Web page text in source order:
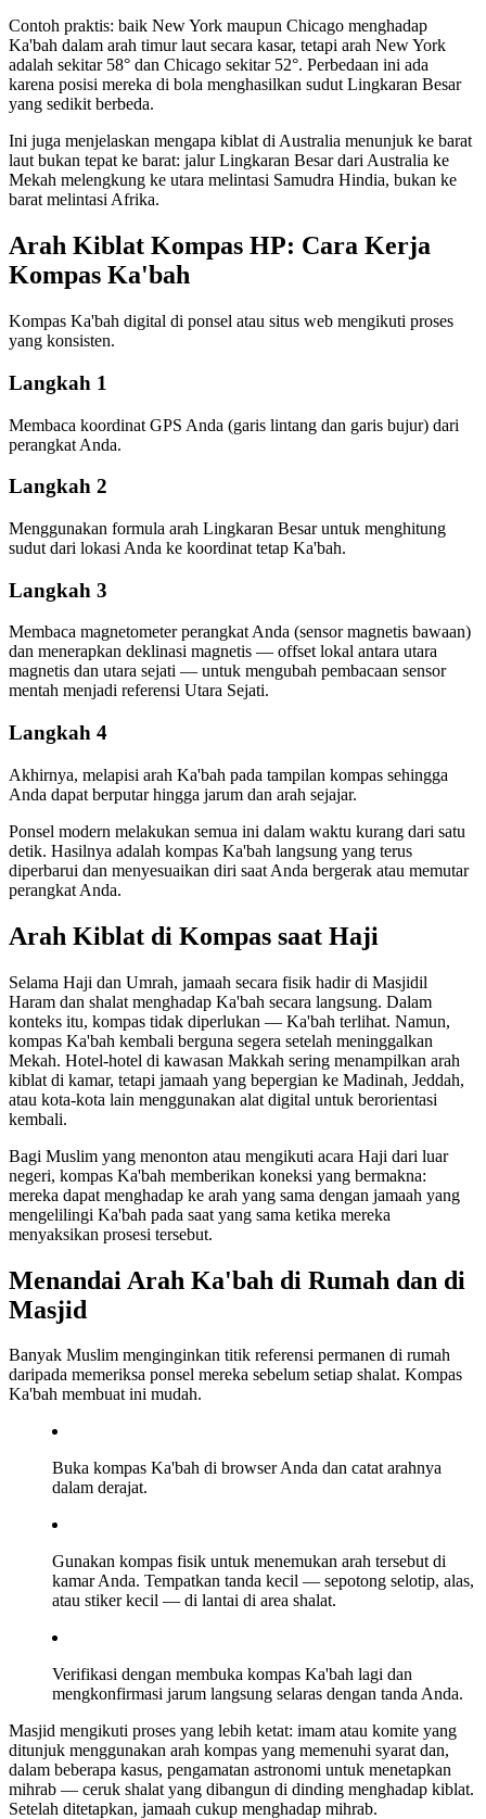
Contoh praktis: baik New York maupun Chicago menghadap
Ka'bah dalam arah timur laut secara kasar, tetapi arah New York
adalah sekitar 58° dan Chicago sekitar 52°. Perbedaan ini ada
karena posisi mereka di bola menghasilkan sudut Lingkaran Besar
yang sedikit berbeda.
Ini juga menjelaskan mengapa kiblat di Australia menunjuk ke barat
laut bukan tepat ke barat: jalur Lingkaran Besar dari Australia ke
Mekah melengkung ke utara melintasi Samudra Hindia, bukan ke
barat melintasi Afrika.
Arah Kiblat Kompas HP: Cara Kerja
Kompas Ka'bah
Kompas Ka'bah digital di ponsel atau situs web mengikuti proses
yang konsisten.
Langkah 1
Membaca koordinat GPS Anda (garis lintang dan garis bujur) dari
perangkat Anda.
Langkah 2
Menggunakan formula arah Lingkaran Besar untuk menghitung
sudut dari lokasi Anda ke koordinat tetap Ka'bah.
Langkah 3
Membaca magnetometer perangkat Anda (sensor magnetis bawaan)
dan menerapkan deklinasi magnetis — offset lokal antara utara
magnetis dan utara sejati — untuk mengubah pembacaan sensor
mentah menjadi referensi Utara Sejati.
Langkah 4
Akhirnya, melapisi arah Ka'bah pada tampilan kompas sehingga
Anda dapat berputar hingga jarum dan arah sejajar.
Ponsel modern melakukan semua ini dalam waktu kurang dari satu
detik. Hasilnya adalah kompas Ka'bah langsung yang terus
diperbarui dan menyesuaikan diri saat Anda bergerak atau memutar
perangkat Anda.
Arah Kiblat di Kompas saat Haji
Selama Haji dan Umrah, jamaah secara fisik hadir di Masjidil
Haram dan shalat menghadap Ka'bah secara langsung. Dalam
konteks itu, kompas tidak diperlukan — Ka'bah terlihat. Namun,
kompas Ka'bah kembali berguna segera setelah meninggalkan
Mekah. Hotel-hotel di kawasan Makkah sering menampilkan arah
kiblat di kamar, tetapi jamaah yang bepergian ke Madinah, Jeddah,
atau kota-kota lain menggunakan alat digital untuk berorientasi
kembali.
Bagi Muslim yang menonton atau mengikuti acara Haji dari luar
negeri, kompas Ka'bah memberikan koneksi yang bermakna:
mereka dapat menghadap ke arah yang sama dengan jamaah yang
mengelilingi Ka'bah pada saat yang sama ketika mereka
menyaksikan prosesi tersebut.
Menandai Arah Ka'bah di Rumah dan di
Masjid
Banyak Muslim menginginkan titik referensi permanen di rumah
daripada memeriksa ponsel mereka sebelum setiap shalat. Kompas
Ka'bah membuat ini mudah.
Buka kompas Ka'bah di browser Anda dan catat arahnya
dalam derajat.
Gunakan kompas fisik untuk menemukan arah tersebut di
kamar Anda. Tempatkan tanda kecil — sepotong selotip, alas,
atau stiker kecil — di lantai di area shalat.
Verifikasi dengan membuka kompas Ka'bah lagi dan
mengkonfirmasi jarum langsung selaras dengan tanda Anda.
Masjid mengikuti proses yang lebih ketat: imam atau komite yang
ditunjuk menggunakan arah kompas yang memenuhi syarat dan,
dalam beberapa kasus, pengamatan astronomi untuk menetapkan
mihrab — ceruk shalat yang dibangun di dinding menghadap kiblat.
Setelah ditetapkan, jamaah cukup menghadap mihrab.